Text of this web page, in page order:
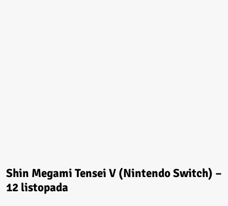
Shin Megami Tensei V (Nintendo Switch) –
12 listopada